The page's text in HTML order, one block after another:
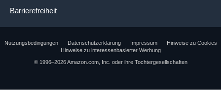
Barrierefreiheit
Nutzungsbedingungen Datenschutzerklärung Impressum
Hinweise zu Cookies
Hinweise zu interessenbasierter Werbung
© 1996–2026 Amazon.com, Inc. oder ihre Tochtergesellschaften